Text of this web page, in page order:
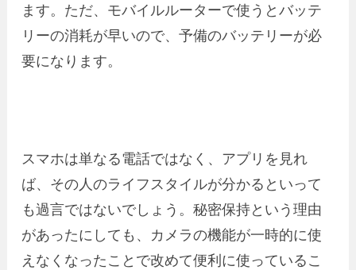
ます。ただ、モバイルルーターで使うとバッテ
リーの消耗が早いので、予備のバッテリーが必
要になります。
スマホは単なる電話ではなく、アプリを見れ
ば、その人のライフスタイルが分かるといって
も過言ではないでしょう。秘密保持という理由
があったにしても、カメラの機能が一時的に使
えなくなったことで改めて便利に使っているこ